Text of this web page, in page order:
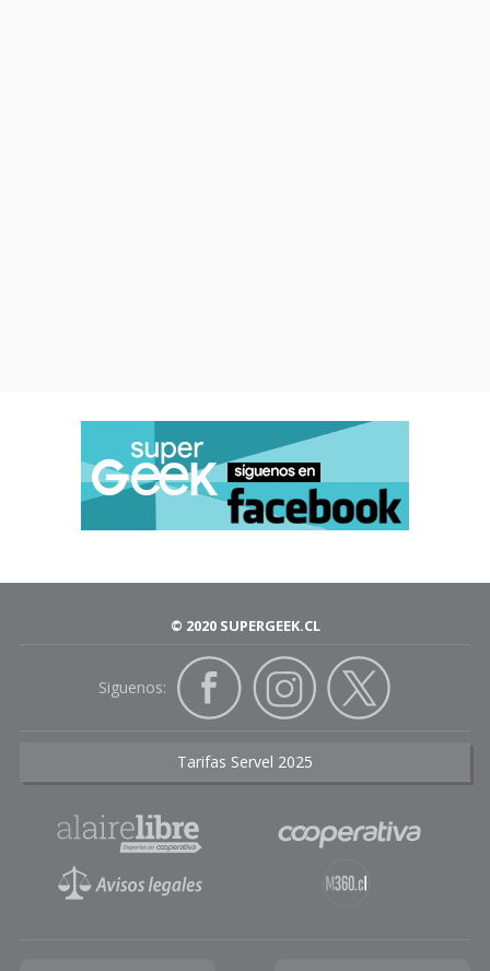
© 2020 SUPERGEEK.CL
Siguenos:
Tarifas Servel 2025